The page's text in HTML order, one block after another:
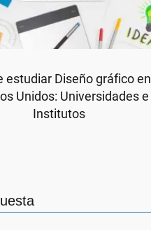
estudiar Diseño gráfico en
Unidos: Universidades e
Institutos